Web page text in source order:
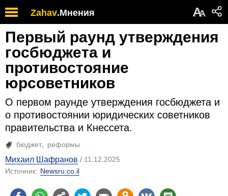
Zahav.Мнения АА
Первый раунд утверждения
госбюджета и
противостояние
юрсоветников
О первом раунде утверждения госбюджета и
о противостоянии юридических советников
правительства и Кнессета.
бюджет реформы
Михаил Шафранов
11.12.2025
Источник: Newsru.co.il